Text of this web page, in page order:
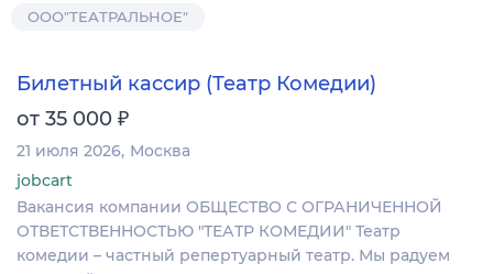
ООО"ТЕАТРАЛЬНОЕ"
Билетный кассир (Театр Комедии)
от 35 000 ₽
21 июля 2026 Москва
jobcart
Вакансия компании ОБЩЕСТВО С ОГРАНИЧЕННОЙ
ОТВЕТСТВЕННОСТЬЮ "ТЕАТР КОМЕДИИ" Театр
комедии – частный репертуарный театр. Мы радуем